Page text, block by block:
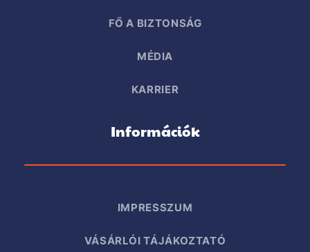
FŐ A BIZTONSÁG
MÉDIA
KARRIER
Információk
IMPRESSZUM
VÁSÁRLÓI TÁJÁKOZTATÓ